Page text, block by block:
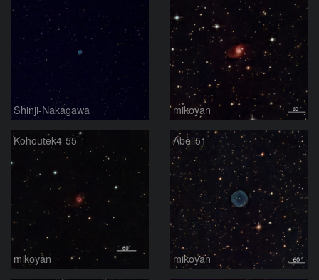
Shinji-Nakagawa mikoyan
Kohoutek4-55
mikoyan
Abell51
mikoyan